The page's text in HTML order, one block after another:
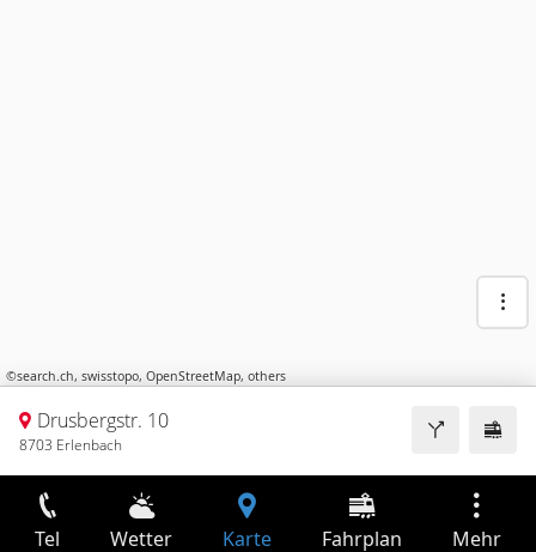
©search.ch, swisstopo, OpenStreetMap, others
Drusbergstr. 10
8703 Erlenbach
Tel Wetter Karte Fahrplan Mehr